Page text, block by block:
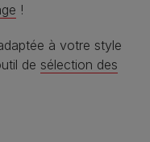
!
à votre style
de sélection des